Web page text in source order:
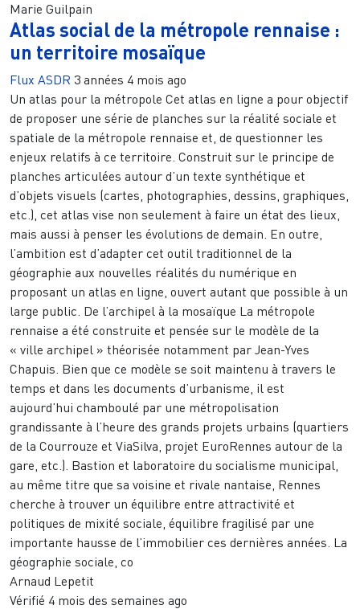
Marie Guilpain
Atlas social de la métropole rennaise :
un territoire mosaïque
Flux ASDR 3 années 4 mois ago
Un atlas pour la métropole Cet atlas en ligne a pour objectif
de proposer une série de planches sur la réalité sociale et
spatiale de la métropole rennaise et, de questionner les
enjeux relatifs à ce territoire. Construit sur le principe de
planches articulées autour d’un texte synthétique et
d’objets visuels (cartes, photographies, dessins, graphiques,
etc.), cet atlas vise non seulement à faire un état des lieux,
mais aussi à penser les évolutions de demain. En outre,
l’ambition est d’adapter cet outil traditionnel de la
géographie aux nouvelles réalités du numérique en
proposant un atlas en ligne, ouvert autant que possible à un
large public. De l’archipel à la mosaïque La métropole
rennaise a été construite et pensée sur le modèle de la
« ville archipel » théorisée notamment par Jean-Yves
Chapuis. Bien que ce modèle se soit maintenu à travers le
temps et dans les documents d’urbanisme, il est
aujourd’hui chamboulé par une métropolisation
grandissante à l’heure des grands projets urbains (quartiers
de la Courrouze et ViaSilva, projet EuroRennes autour de la
gare, etc.). Bastion et laboratoire du socialisme municipal,
au même titre que sa voisine et rivale nantaise, Rennes
cherche à trouver un équilibre entre attractivité et
politiques de mixité sociale, équilibre fragilisé par une
importante hausse de l’immobilier ces dernières années. La
géographie sociale, co
Arnaud Lepetit
Vérifié 4 mois des semaines ago